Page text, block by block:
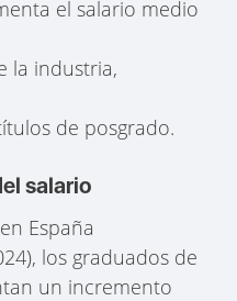
el salario medio
la industria,
de posgrado.
salario
España
los graduados de
un incremento